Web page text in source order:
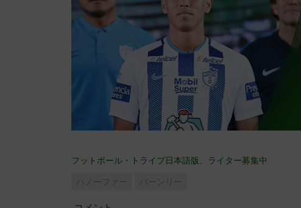
フットボール・トライブ日本語版、ライター募集中
ハノーファー バーンリー